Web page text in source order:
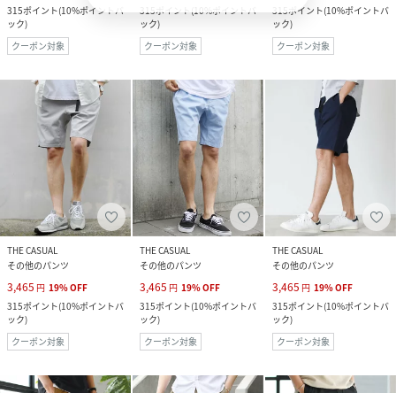
315ポイント(10%ポイントバ
ック)
クーポン対象
315ポイント ( 10%ポイントバ
ック)
クーポン対象
315ポイント(10%ポイントバ
ック)
クーポン対象
THE CASUAL
その他のパンツ
3,465 円 19%OFF
315ポイント(10%ポイントバ
ック)
クーポン対象
THE CASUAL
その他のパンツ
3,465 円 19%OFF
315ポイント(10%ポイントバ
ック)
クーポン対象
THE CASUAL
その他のパンツ
3,465 円 19%OFF
315ポイント(10%ポイントバ
ック)
クーポン対象